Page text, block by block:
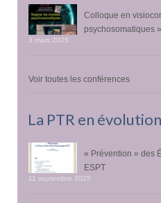
Colloque en
psychosomatiques
3 mars 2025
Voir toutes les conférences
La PTR en évolution
« Prévention » des
ESPT
11 septembre 2025